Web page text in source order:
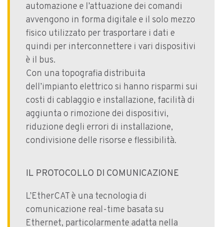
automazione e l’attuazione dei comandi
avvengono in forma digitale e il solo mezzo
fisico utilizzato per trasportare i dati e
quindi per interconnettere i vari dispositivi
è il bus.
Con una topografia distribuita
dell’impianto elettrico si hanno risparmi sui
costi di cablaggio e installazione, facilità di
aggiunta o rimozione dei dispositivi,
riduzione degli errori di installazione,
condivisione delle risorse e flessibilità.
IL PROTOCOLLO DI COMUNICAZIONE
L’EtherCAT è una tecnologia di
comunicazione real-time basata su
Ethernet, particolarmente adatta nella